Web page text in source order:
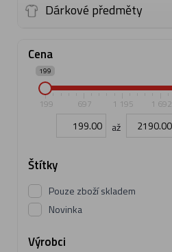
Dárkové předměty
Cena
199
199 697 1 195 1 692
až
Štítky
Pouze zboží skladem
Novinka
Výrobci